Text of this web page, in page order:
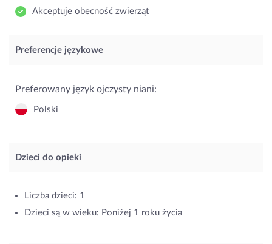
Akceptuje obecność zwierząt
Preferencje językowe
Preferowany język ojczysty niani:
Polski
Dzieci do opieki
Liczba dzieci: 1
Dzieci są w wieku: Poniżej 1 roku życia